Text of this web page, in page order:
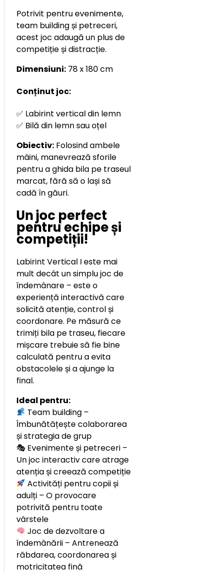
Potrivit pentru evenimente,
team building și petreceri,
acest joc adaugă un plus de
competiție și distracție.
Dimensiuni: 78 x 180 cm
Conținut joc:
✅ Labirint vertical din lemn
✅ Bilă din lemn sau oțel
Obiectiv: Folosind ambele
mâini, manevrează sforile
pentru a ghida bila pe traseul
marcat, fără să o lași să
cadă în găuri.
Un joc perfect
pentru echipe și
competiții!
Labirint Vertical I este mai
mult decât un simplu joc de
îndemânare – este o
experiență interactivă care
solicită atenție, control și
coordonare. Pe măsură ce
trimiți bila pe traseu, fiecare
mișcare trebuie să fie bine
calculată pentru a evita
obstacolele și a ajunge la
final.
Ideal pentru:
Team building –
Îmbunătățește colaborarea
și strategia de grup
🎭 Evenimente și petreceri –
Un joc interactiv care atrage
atenția și creează competiție
Activități pentru copii și
adulți – O provocare
potrivită pentru toate
vârstele
Joc de dezvoltare a
îndemânării – Antrenează
răbdarea, coordonarea și
motricitatea fină